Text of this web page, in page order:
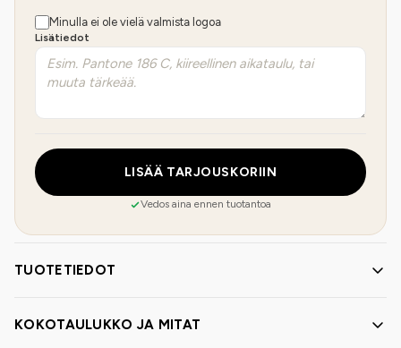
Minulla ei ole vielä valmista logoa
Lisätiedot
LISÄÄ TARJOUSKORIIN
Vedos aina ennen tuotantoa
TUOTETIEDOT
KOKOTAULUKKO JA MITAT